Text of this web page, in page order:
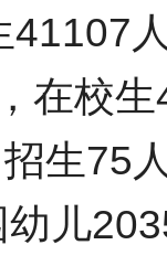
41107
在校
生75
儿